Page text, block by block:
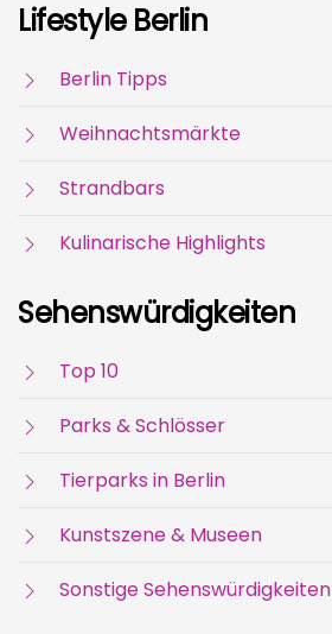
Lifestyle Berlin
Berlin Tipps
Weihnachtsmärkte
Strandbars
Kulinarische Highlights
Sehenswürdigkeiten
Top 10
Parks & Schlösser
Tierparks in Berlin
Kunstszene & Museen
Sonstige Sehenswürdigkeiten